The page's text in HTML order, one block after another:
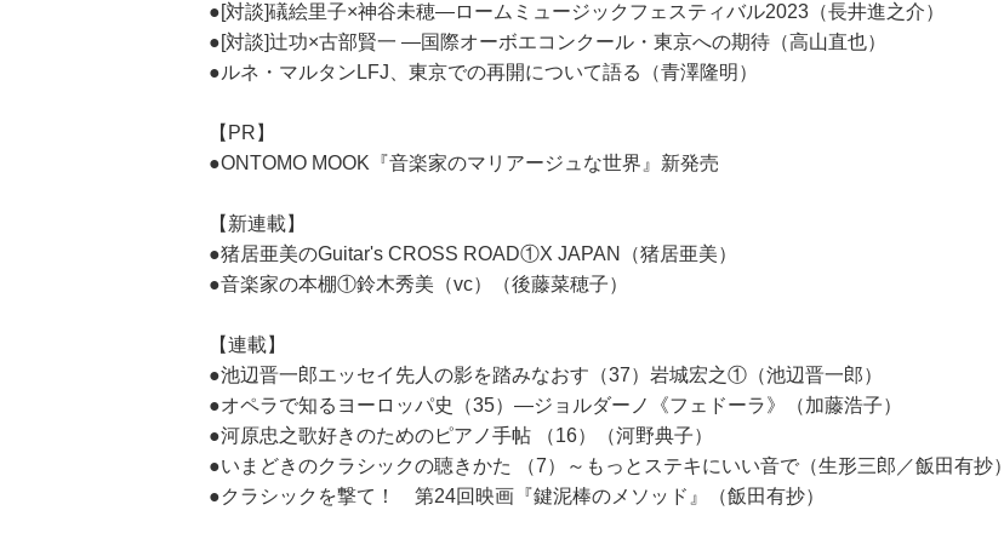
●[対談]礒絵里子×神谷未穂―ロームミュージックフェスティバル2023（長井進之介）
●[対談]辻功×古部賢一 ―国際オーボエコンクール・東京への期待（高山直也）
●ルネ・マルタンLFJ、東京での再開について語る（青澤隆明）
【PR】
●ONTOMO MOOK『音楽家のマリアージュな世界』新発売
【新連載】
●猪居亜美のGuitar's CROSS ROAD①X JAPAN（猪居亜美）
●音楽家の本棚①鈴木秀美（vc）（後藤菜穂子）
【連載】
●池辺晋一郎エッセイ先人の影を踏みなおす（37）岩城宏之①（池辺晋一郎）
●オペラで知るヨーロッパ史（35）―ジョルダーノ《フェドーラ》（加藤浩子）
●河原忠之歌好きのためのピアノ手帖 （16）（河野典子）
●いまどきのクラシックの聴きかた （7）～もっとステキにいい音で（生形三郎／飯田有抄）
●クラシックを撃て！ 第24回映画『鍵泥棒のメソッド』（飯田有抄）